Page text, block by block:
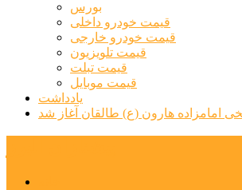
بورس
قیمت خودرو داخلی
قیمت خودرو خارجی
قیمت تلویزیون
قیمت تبلت
قیمت موبایل
یادداشت
امامزاده هارون (ع) طالقان آغاز شد